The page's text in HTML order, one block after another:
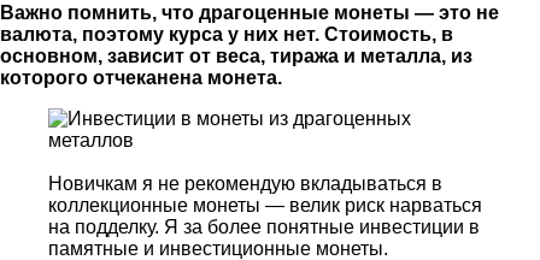
Важно помнить, что драгоценные монеты — это не
валюта, поэтому курса у них нет. Стоимость, в
основном, зависит от веса, тиража и металла, из
которого отчеканена монета.
Новичкам я не рекомендую вкладываться в
коллекционные монеты — велик риск нарваться
на подделку. Я за более понятные инвестиции в
памятные и инвестиционные монеты.